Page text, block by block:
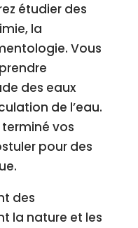
étudier des
la
Vous
des eaux
de l’eau.
terminé vos
pour des
des
la nature et les